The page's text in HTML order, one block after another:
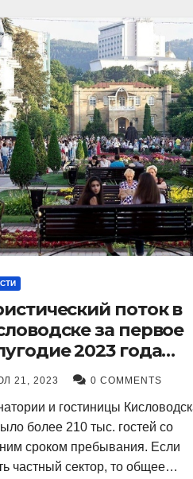
поток в
за первое
2023 года
рекордный рост
21, 2023 0 COMMENTS
и гостиницы
более 210 тыс. гостей со
сроком пребывания. Если
частный сектор, то общее…